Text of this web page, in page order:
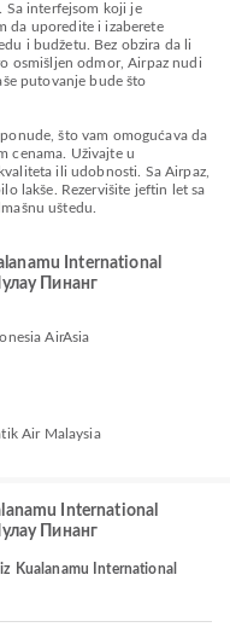
Sa interfejsom koji je
da uporedite i izaberete
i budžetu. Bez obzira da li
osmišljen odmor, Airpaz nudi
putovanje bude što
što vam omogućava da
cenama. Uživajte u
ili udobnosti. Sa Airpaz,
lakše. Rezervišite jeftin let sa
uštedu.
International
Пинанг
AirAsia
Air Malaysia
International
Пинанг
Kualanamu International